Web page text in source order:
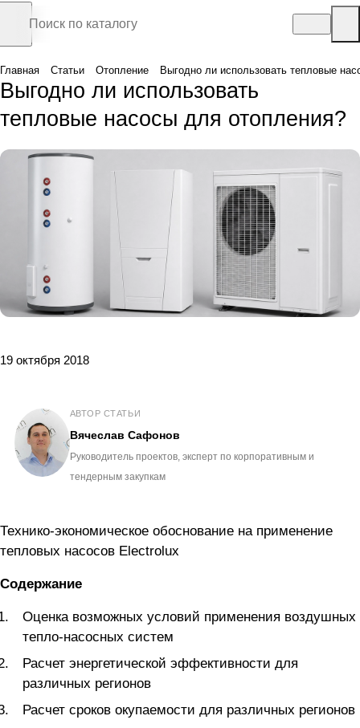
Главная Статьи Отопление Выгодно ли использовать тепловые
Выгодно ли использовать
тепловые насосы для отопления?
19 октября 2018
АВТОР СТАТЬИ
Вячеслав Сафонов
Руководитель проектов, эксперт по корпоративным и
тендерным закупкам
Технико-экономическое обоснование на применение
тепловых насосов Electrolux
Содержание
Оценка возможных условий применения воздушных
тепло-насосных систем
Расчет энергетической эффективности для
различных регионов
Расчет сроков окупаемости для различных регионов